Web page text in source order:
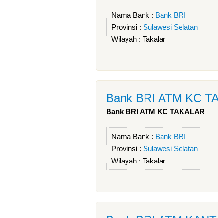
Nama Bank : Bank BRI
Provinsi : Sulawesi Selatan
Wilayah : Takalar
Bank BRI ATM KC
Bank BRI ATM KC TAKALAR
Nama Bank : Bank BRI
Provinsi : Sulawesi Selatan
Wilayah : Takalar